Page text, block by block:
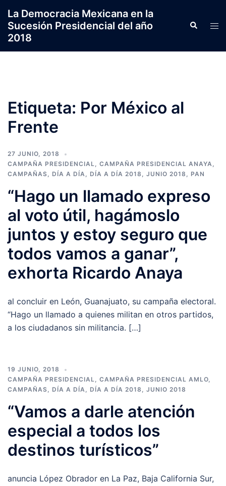
contenido
La Democracia Mexicana en la
Sucesión Presidencial del año
2018
Search
Etiqueta: Por México al
Frente
27 JUNIO, 2018
CAMPAÑA PRESIDENCIAL, CAMPAÑA PRESIDENCIAL ANAYA,
CAMPAÑAS, DÍA A DÍA, DÍA A DÍA 2018 , JUNIO 2018 , PAN
“Hago un llamado expreso
al voto útil, hagámoslo
juntos y estoy seguro que
todos vamos a ganar”,
exhorta Ricardo Anaya
al concluir en León, Guanajuato, su campaña electoral.
“Hago un llamado a quienes militan en otros partidos,
a los ciudadanos sin militancia. […]
19 JUNIO, 2018
CAMPAÑA PRESIDENCIAL, CAMPAÑA PRESIDENCIAL AMLO,
CAMPAÑAS, DÍA A DÍA, DÍA A DÍA 2018 , JUNIO 2018
“Vamos a darle atención
especial a todos los
destinos turísticos”
anuncia López Obrador en La Paz, Baja California Sur,